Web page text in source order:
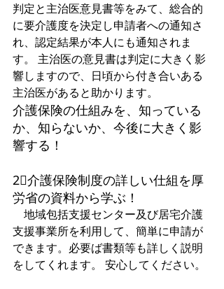
判定と主治医意見書等をみて、総合的
に要介護度を決定し申請者への通知さ
れ、認定結果が本人にも通知されま
す。 主治医の意見書は判定に大きく影
響しますので、日頃から付き合いある
主治医があると助かります。
介護保険の仕組みを、知っている
か、知らないか、今後に大きく影
響する！
2⃣介護保険制度の詳しい仕組を厚
労省の資料から学ぶ！
地域包括支援センター及び居宅介護
支援事業所を利用して、簡単に申請が
できます。必要ば書類等も詳しく説明
をしてくれます。 安心してください。